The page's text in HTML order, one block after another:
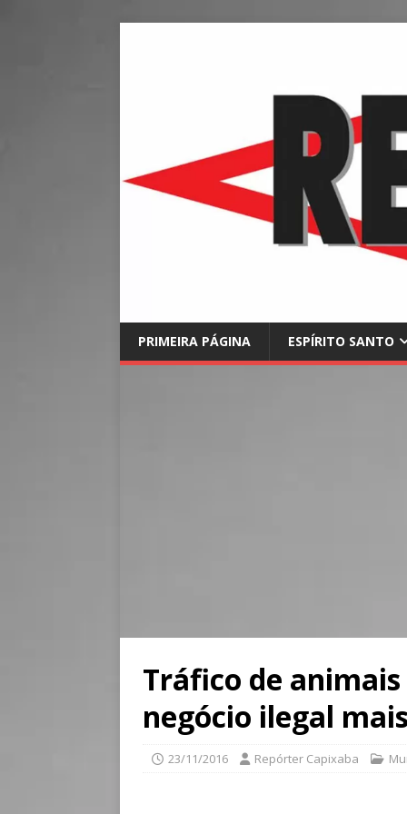
PRIMEIRA PÁGINA ESPÍRITO SANTO
Tráfico de
negócio ilegal
23/11/2016 Repórter Capixaba